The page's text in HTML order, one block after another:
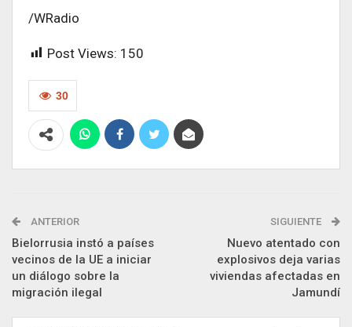
/WRadio
Post Views: 150
30
ANTERIOR
Bielorrusia instó a países
vecinos de la UE a iniciar
un diálogo sobre la
migración ilegal
SIGUIENTE
Nuevo atentado con
explosivos deja varias
viviendas afectadas en
Jamundí